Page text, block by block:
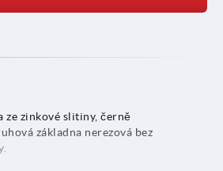
ze zinkové slitiny, černě
základna nerezová bez